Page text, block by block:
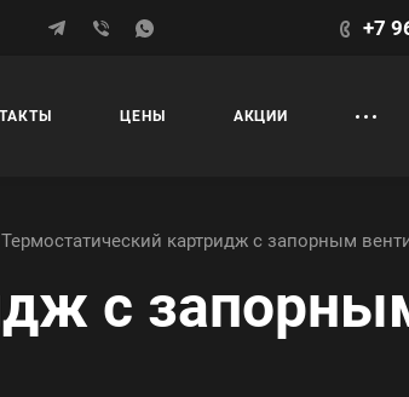
+7
ЦЕНЫ АКЦИИ
Термостатический картридж с запорным
с